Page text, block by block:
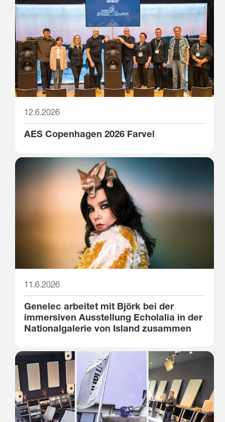
12.6.2026
AES Copenhagen 2026 Farvel
11.6.2026
Genelec arbeitet mit Björk bei der
immersiven Ausstellung Echolalia in der
Nationalgalerie von Island zusammen